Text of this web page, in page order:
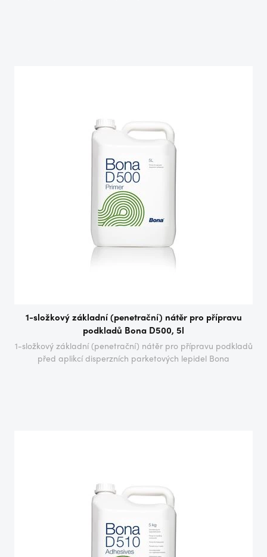
1-složkový základní (penetrační) nátěr pro přípravu
podkladů Bona D500, 5l
1-složkový základní (penetrační) nátěr pro přípravu podkladů
před aplikcí disperzních parketových lepidel Bona